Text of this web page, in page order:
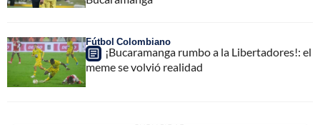
Fútbol Colombiano
¡Bucaramanga rumbo a la Libertadores!: el
meme se volvió realidad